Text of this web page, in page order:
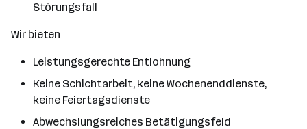
Störungsfall
Wir bieten
Leistungsgerechte Entlohnung
Keine Schichtarbeit, keine Wochenenddienste,
keine Feiertagsdienste
Abwechslungsreiches Betätigungsfeld